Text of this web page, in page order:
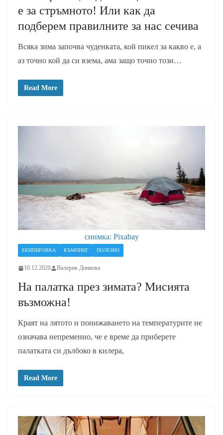
е за стръмното! Или как да
подберем правилните за нас сечива
Всяка зима започва чуденката, кой пикел за какво е, а
аз точно кой да си взема, ама защо точно този…
Read More
снимка: Pixabay
ЕКИПИРОВКА КЪМПИНГ ПОЛЕЗНО
10.12.2020 Валерия Динкова
На палатка през зимата? Мисията
възможна!
Краят на лятото и понижаването на температурите не
означава непременно, че е време да приберете
палатката си дълбоко в килера,
Read More